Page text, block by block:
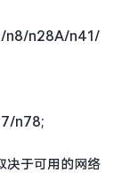
n8/n28A/n41/
n78;
决于可用的网络